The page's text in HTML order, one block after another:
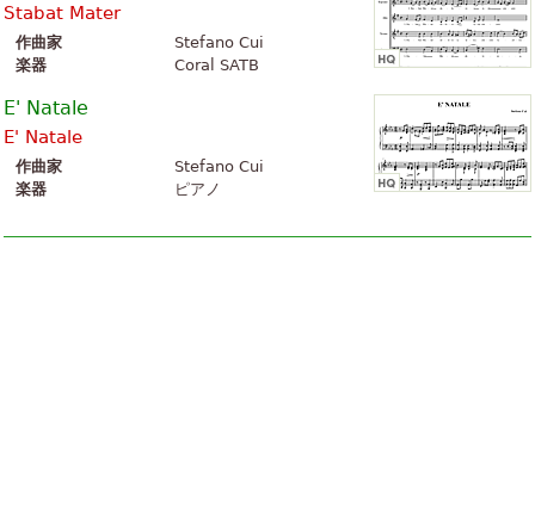
Stabat Mater
作曲家
Stefano Cui
楽器
Coral SATB
E' Natale
E' Natale
作曲家
Stefano Cui
楽器
ピアノ